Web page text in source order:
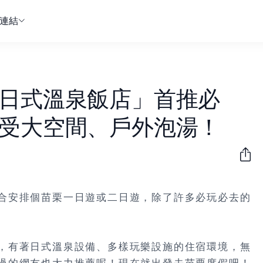
結
式溫泉飯店」首推必
大空間、戶外泡湯！
排個苗栗一日遊或二日遊，除了許多必玩必去的
有著日式溫泉設備、多樣玩樂設施的住宿環境，無